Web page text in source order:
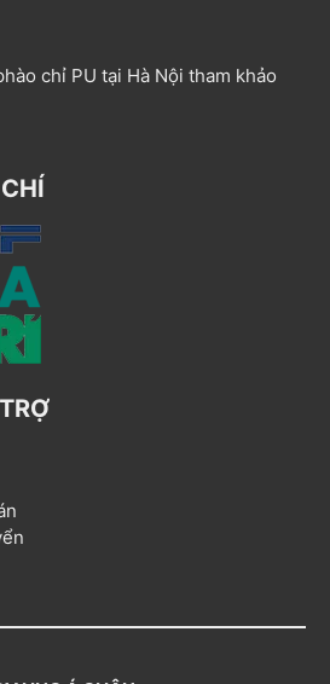
chỉ PU tại Hà Nội tham khảo